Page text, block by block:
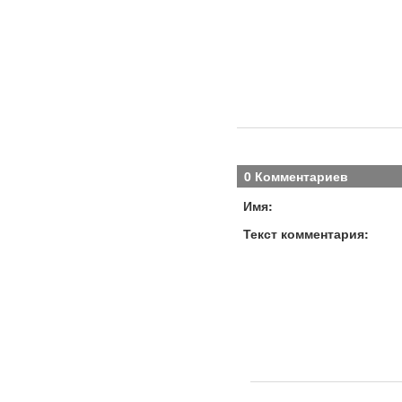
0 Комментариев
Имя:
Текст комментария: